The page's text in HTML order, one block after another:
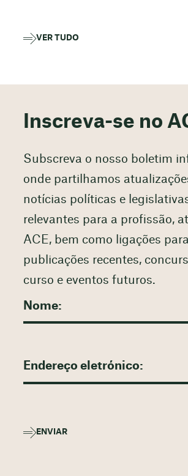
VER TUDO
Inscreva-se no
Subscreva o nosso boletim
onde partilhamos
notícias políticas e
relevantes para a profissão,
ACE, bem como ligações para
publicações recentes,
curso e eventos futuros.
ENVIAR